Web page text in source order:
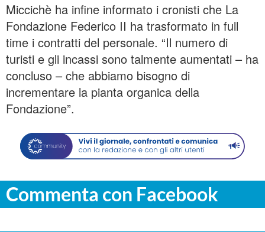
Miccichè ha infine informato i cronisti che La
Fondazione Federico II ha trasformato in full
time i contratti del personale. “Il numero di
turisti e gli incassi sono talmente aumentati – ha
concluso – che abbiamo bisogno di
incrementare la pianta organica della
Fondazione”.
Commenta con Facebook